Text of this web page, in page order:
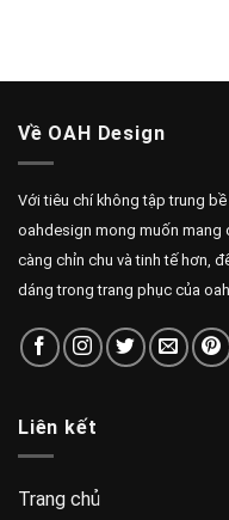
Về OAH Design
Với tiêu chí không tập trung
oahdesign mong muốn mang
càng chỉn chu và tinh tế hơn,
dáng trong trang phục của
Liên kết
Trang chủ